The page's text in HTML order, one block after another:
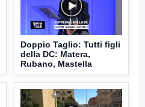
Doppio Taglio: Tutti figli
della DC: Matera,
Rubano, Mastella